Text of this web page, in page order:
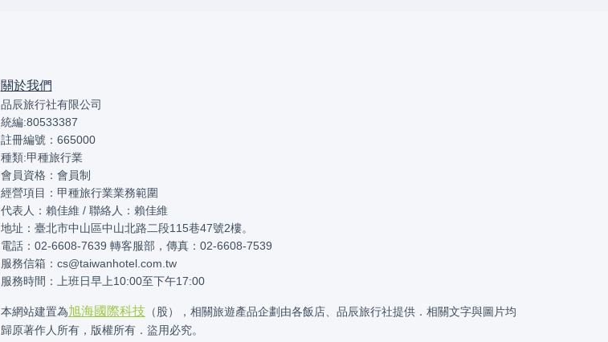
關於我們
品辰旅行社有限公司
統編:80533387
註冊編號：665000
種類:甲種旅行業
會員資格：會員制
經營項目：甲種旅行業業務範圍
代表人：賴佳維 / 聯絡人：賴佳維
地址：臺北市中山區中山北路二段115巷47號2樓。
電話：02-6608-7639 轉客服部，傳真：02-6608-7539
服務信箱：cs@taiwanhotel.com.tw
服務時間：上班日早上10:00至下午17:00
本網站建置為旭海國際科技（股），相關旅遊產品企劃由各飯店、品辰旅行社提供．相關文字與圖片均
歸原著作人所有，版權所有．盜用必究。